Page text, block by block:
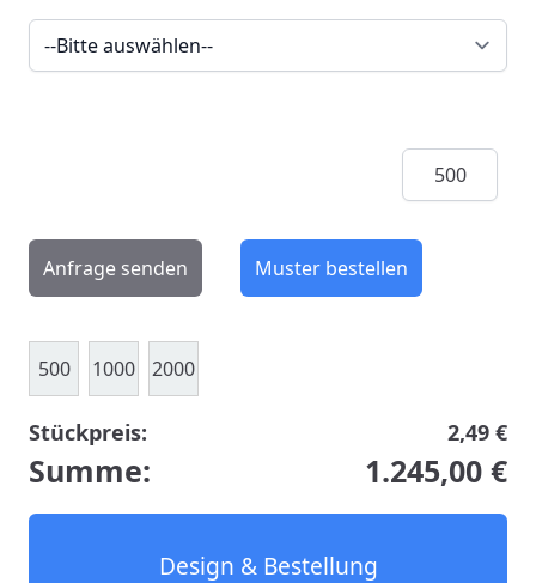
Menge
Anfrage senden Muster bestellen
500 1000 2000
Stückpreis: 2,49 €
Summe: 1.245,00 €
Design & Bestellung